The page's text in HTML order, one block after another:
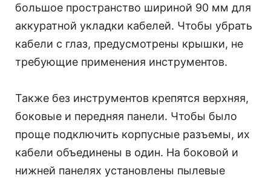
большое пространство шириной 90 мм для
аккуратной укладки кабелей. Чтобы убрать
кабели с глаз, предусмотрены крышки, не
требующие применения инструментов.
Также без инструментов крепятся верхняя,
боковые и передняя панели. Чтобы было
проще подключить корпусные разъемы, их
кабели объединены в один. На боковой и
нижней панелях установлены пылевые